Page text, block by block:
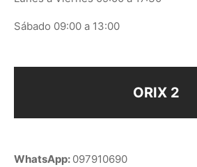
Sábado 09:00 a 13:00
ORIX 2
WhatsApp: 097910690